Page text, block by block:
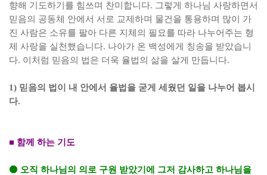
향해 기도하기를 힘쓰며 찬미합니다. 그렇게 하나님 사랑하면서
믿음의 공동체 안에서 서로 교제하며 물건을 통용하며 많이 가
진 사람은 소유를 팔아 다른 지체의 필요를 따라 나누어주는 형
제 사랑을 실천했습니다. 나아가 온 백성에게 칭송을 받았습니
다. 이처럼 믿음의 법은 더욱 율법의 삶을 살게 만듭니다.
1) 믿음의 법이 내 안에서 율법을 굳게 세웠던 일을 나누어 봅시
다.
■ 함께 하는 기도
⚫ 오직 하나님의 의로 구원 받았기에 그저 감사하고 하나님을